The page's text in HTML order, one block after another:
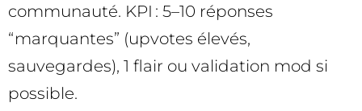
communauté. KPI : 5–10 réponses
“marquantes” (upvotes élevés,
sauvegardes), 1 flair ou validation mod si
possible.